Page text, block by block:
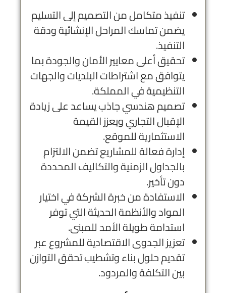
تنفيذ متكامل من التصميم إلى التسليم
يضمن تماسك المراحل الإنشائية ودقة
التنفيذ.
تحقيق أعلى معايير الأمان والجودة بما
يتوافق مع اشتراطات البلديات والجهات
التنظيمية في المملكة.
تصميم هندسي جاذب يساعد على زيادة
الإقبال التجاري ويعزز القيمة
الاستثمارية للموقع.
إدارة فعالة للمشاريع تضمن الالتزام
بالجداول الزمنية والتكاليف المحددة
دون تأخير.
الاستفادة من خبرة الشركة في اختيار
المواد والأنظمة الحديثة التي توفر
استدامة طويلة الأمد للمبنى.
تعزيز الجدوى الاقتصادية للمشروع عبر
تقديم حلول بناء وتشطيب تحقق التوازن
بين التكلفة والمردود.